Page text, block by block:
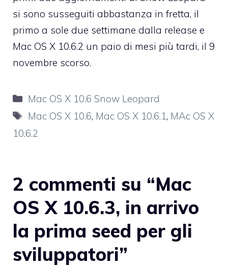
si sono susseguiti abbastanza in fretta, il
primo a sole due settimane dalla release e
Mac OS X 10.6.2 un paio di mesi più tardi, il 9
novembre scorso.
Categorie
Mac OS X 10.6 Snow Leopard
Tag
Mac OS X 10.6, Mac OS X 10.6.1, MAc OS X
10.6.2
2 commenti su “Mac
OS X 10.6.3, in arrivo
la prima seed per gli
sviluppatori”